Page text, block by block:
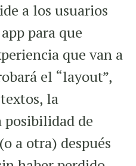
a los usuarios
para que
que van a
el “layout”,
la
posibilidad de
a otra) después